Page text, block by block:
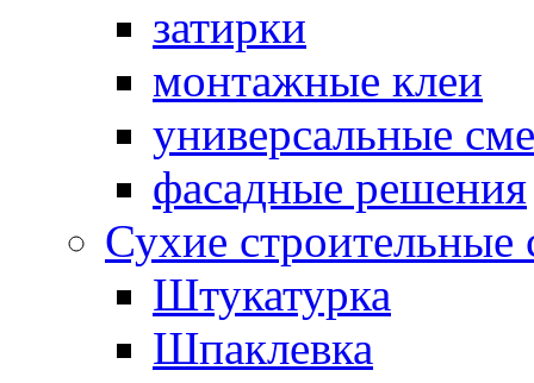
затирки
монтажные клеи
универсальные
фасадные решения
Сухие
Штукатурка
Шпаклевка